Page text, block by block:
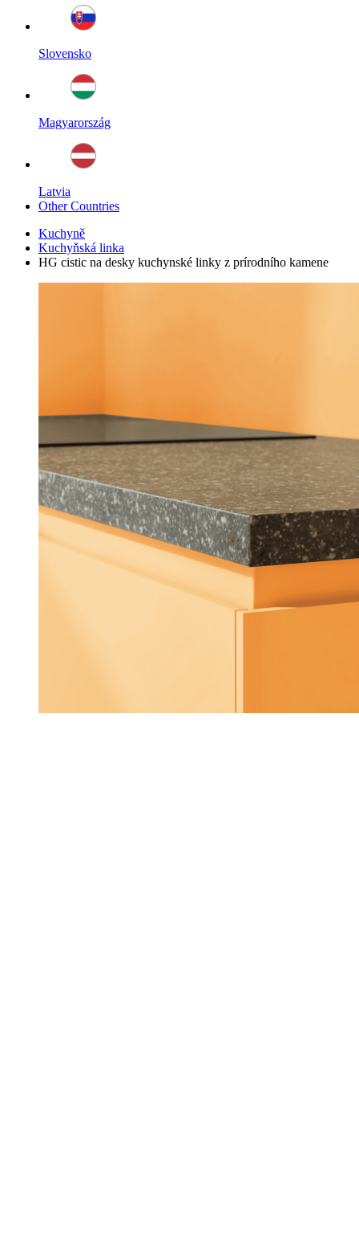
Slovensko
Magyarország
Latvia
Other Countries
Kuchyně
Kuchyňská linka
HG cistic na desky kuchynské linky z prírodního kamene